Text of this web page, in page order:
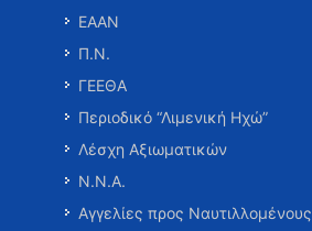
ΕΑΑΝ
Π.Ν.
ΓΕΕΘΑ
Περιοδικό “Λιμενική Ηχώ”
Λέσχη Αξιωματικών
Ν.Ν.Α.
Αγγελίες προς Ναυτιλλομένους